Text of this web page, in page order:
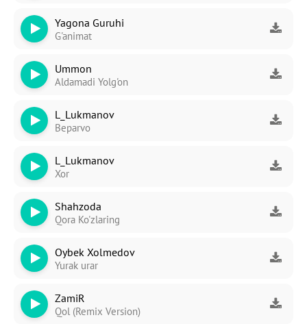
Yagona Guruhi
G'animat
Ummon
Aldamadi Yolg'on
L_Lukmanov
Beparvo
L_Lukmanov
Xor
Shahzoda
Qora Ko'zlaring
Oybek Xolmedov
Yurak urar
ZamiR
Qol (Remix Version)